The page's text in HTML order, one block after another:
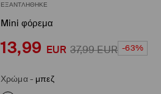
ΕΞΑΝΤΛΉΘΗΚΕ
Mini φόρεμα
13,99 EUR 37,99EUR -63%
Χρώμα- μπεζ